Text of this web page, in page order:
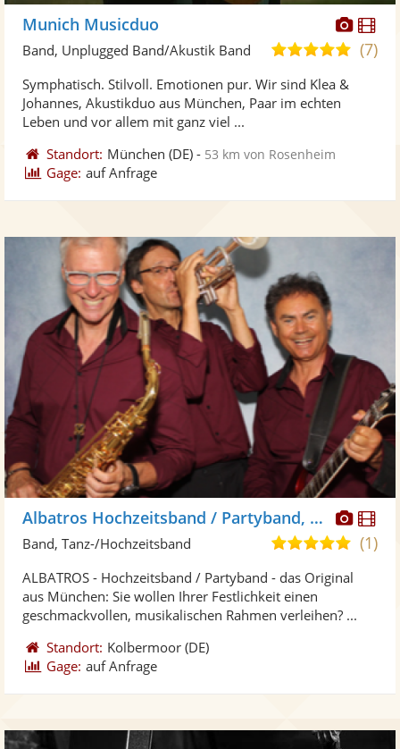
Munich Musicduo
5,0(7)
Band, Unplugged Band/Akustik Band
Symphatisch. Stilvoll. Emotionen pur. Wir sind Klea &
Johannes, Akustikduo aus München, Paar im echten
Leben und vor allem mit ganz viel ...
Standort: München (DE) - 53 km von Rosenheim
Gage: auf Anfrage
Albatros Hochzeitsband / Partyband, Trio oder Duo
5,0
5
(1)
Band, Tanz-/Hochzeitsband
ALBATROS - Hochzeitsband / Partyband - das Original
aus München: Sie wollen Ihrer Festlichkeit einen
geschmackvollen, musikalischen Rahmen verleihen? ...
Standort: Kolbermoor (DE)
Gage: auf Anfrage